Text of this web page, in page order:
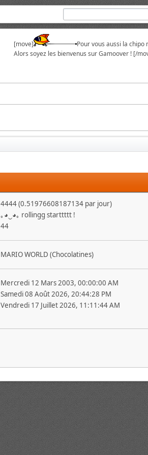
[move]
Pour vous aussi la
Alors soyez les bienvenus sur Gamoover ! [/
4444 (0.51976608187134 par jour)
｡◕‿◕｡ rollingg starttttt !
44
MARIO WORLD (Chocolatines)
Mercredi 12 Mars 2003, 00:00:00 AM
Samedi 08 Août 2026, 20:44:28 PM
Vendredi 17 Juillet 2026, 11:11:44 AM